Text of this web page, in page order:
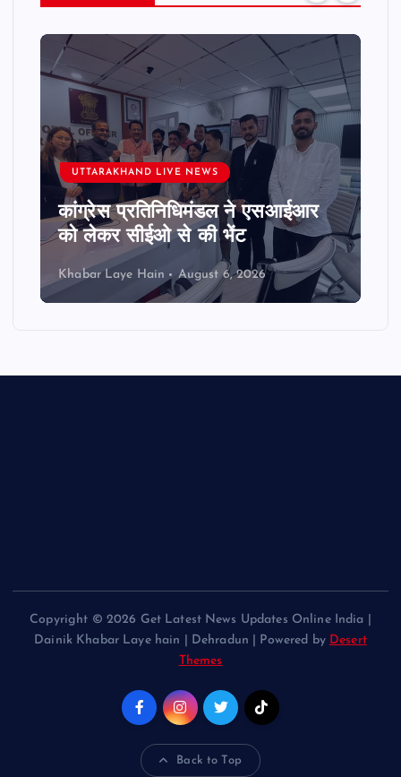
UTTARAKHAND LIVE NEWS
कांग्रेस प्रतिनिधिमंडल ने एसआईआर
को लेकर सीईओ से की भेंट
Khabar Laye Hain August 6, 2026
Copyright © 2026 Get Latest News Updates Online India |
Dainik Khabar Laye hain | Dehradun | Powered by Desert
Themes
Back to Top